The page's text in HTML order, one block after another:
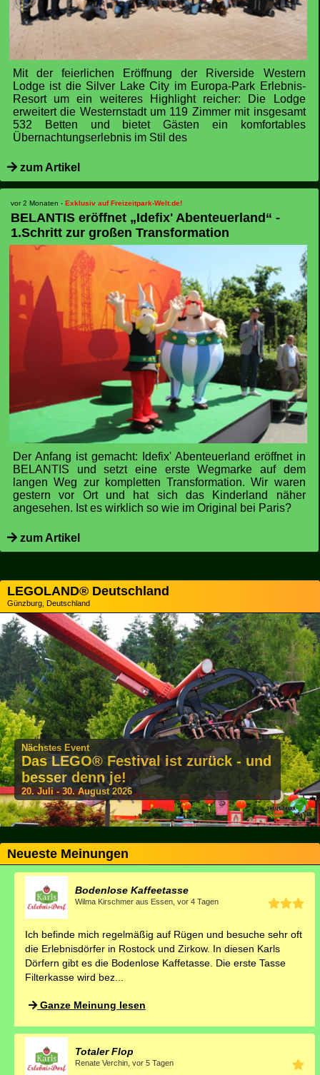
Mit der feierlichen Eröffnung der Riverside Western
Lodge ist die Silver Lake City im Europa-Park Erlebnis-
Resort um ein weiteres Highlight reicher: Die Lodge
erweitert die Westernstadt um 119 Zimmer mit insgesamt
532 Betten und bietet Gästen ein komfortables
Übernachtungserlebnis im Stil des
zum Artikel
- Exklusiv auf Freizeitpark-Welt.de!
BELANTIS eröffnet „Idefix' Abenteuerland“ -
1.Schritt zur großen Transformation
Der Anfang ist gemacht: Idefix' Abenteuerland eröffnet in
BELANTIS und setzt eine erste Wegmarke auf dem
langen Weg zur kompletten Transformation. Wir waren
gestern vor Ort und hat sich das Kinderland näher
angesehen. Ist es wirklich so wie im Original bei Paris?
zum Artikel
LEGOLAND® Deutschland
Günzburg, Deutschland
Nächstes Event
Das LEGO® Festival ist zurück - und
besser denn je!
20. Juli - 30. August 2026
Neueste Meinungen
Bodenlose Kaffeetasse
Wilma Kirschmer aus Essen,
Ich befinde mich regelmäßig auf Rügen und besuche sehr oft
die Erlebnisdörfer in Rostock und Zirkow. In diesen Karls
Dörfern gibt es die Bodenlose Kaffetasse. Die erste Tasse
Filterkasse wird bez...
Ganze Meinung lesen
Totaler Flop
Renate Verchin,